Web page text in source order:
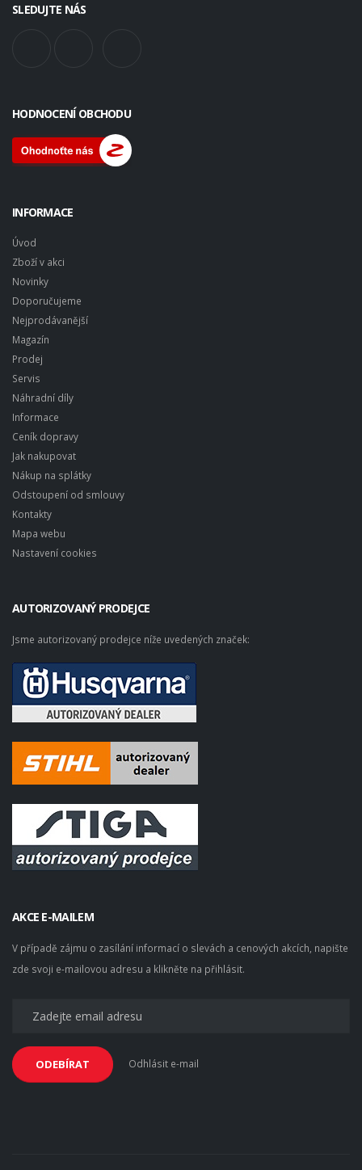
SLEDUJTE NÁS
HODNOCENÍ OBCHODU
INFORMACE
Úvod
Zboží v akci
Novinky
Doporučujeme
Nejprodávanější
Magazín
Prodej
Servis
Náhradní díly
Informace
Ceník dopravy
Jak nakupovat
Nákup na splátky
Odstoupení od smlouvy
Kontakty
Mapa webu
Nastavení cookies
AUTORIZOVANÝ PRODEJCE
Jsme autorizovaný prodejce níže uvedených značek:
AKCE E-MAILEM
V případě zájmu o zasílání informací o slevách a cenových akcích, napište
zde svoji e-mailovou adresu a klikněte na přihlásit.
ODEBÍRAT Odhlásit e-mail